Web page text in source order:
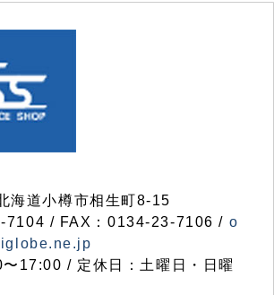
道小樽市相生町8-15
7104 / FAX：0134-23-7106 / o
17:00 / 定休日：土曜日・日曜